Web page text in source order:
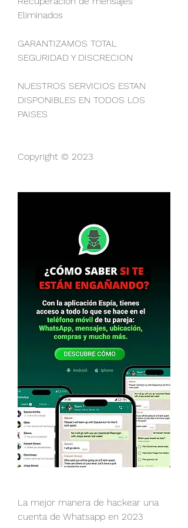
Eliminados
GARANTIZAMOS TOTAL
NUESTROS SERVICIOS ESTAN
DISPONIBLES EN TODOS LOS
PAISES
Copyright © 2023
La mejor manera de hackear una
cuenta de Whatsapp en 2023